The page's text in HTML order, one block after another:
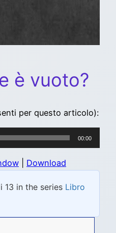
è vuoto?
per questo articolo):
00:00
Download
13 in the series Libro